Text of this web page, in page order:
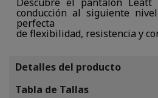
conducción al siguiente
perfecta
de flexibilidad, resistencia y
Detalles del producto
Tabla de Tallas